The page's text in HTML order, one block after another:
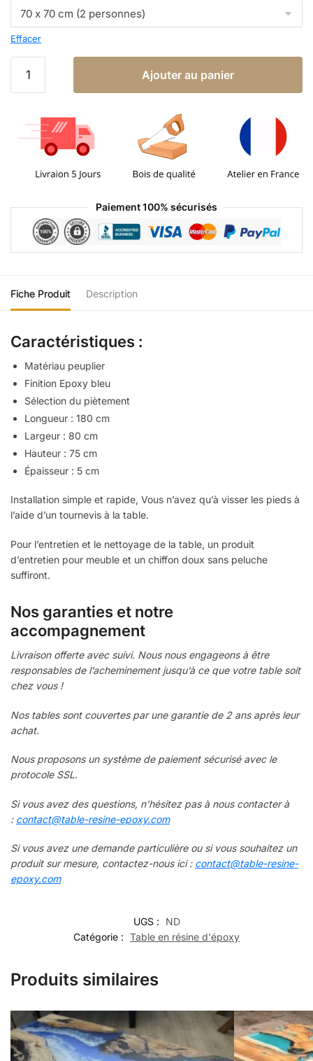
Effacer
Ajouter au panier
Paiement 100% sécurisés
Fiche Produit Description
Caractéristiques :
Matériau peuplier
Finition Epoxy bleu
Sélection du piètement
Longueur : 180 cm
Largeur : 80 cm
Hauteur : 75 cm
Épaisseur : 5 cm
Installation simple et rapide, Vous n’avez qu’à visser les pieds à
l’aide d’un tournevis à la table.
Pour l’entretien et le nettoyage de la table, un produit
d’entretien pour meuble et un chiffon doux sans peluche
suffiront.
Nos garanties et notre
accompagnement
Livraison offerte avec suivi. Nous nous engageons à être
responsables de l’acheminement jusqu’à ce que votre table soit
chez vous !
Nos tables sont couvertes par une garantie de 2 ans après leur
achat.
Nous proposons un système de paiement sécurisé avec le
protocole SSL.
Si vous avez des questions, n’hésitez pas à nous contacter à
: contact@table-resine-epoxy.com
Si vous avez une demande particulière ou si vous souhaitez un
produit sur mesure, contactez-nous ici : contact@table-resine-
epoxy.com
UGS :
ND
Catégorie : Table en résine d'époxy
Produits similaires